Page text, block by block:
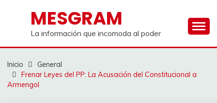
contenidoMESGRAM
La información que incomoda al poder
Inicio
General
Frenar Leyes del PP: La Acusación del Constitucional a
Armengol